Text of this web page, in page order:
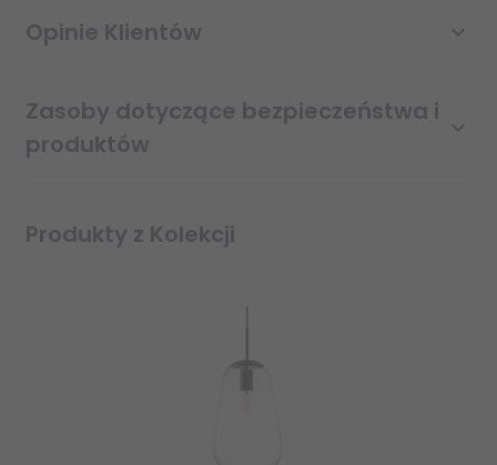
Opinie Klientów
Zasoby dotyczące bezpieczeństwa i
produktów
Produkty z Kolekcji